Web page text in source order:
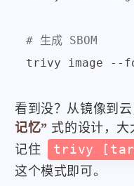
# 生成 SBOM
看到没？从镜像到
记忆” 式的设计，大
记住
trivy
这个模式即可。